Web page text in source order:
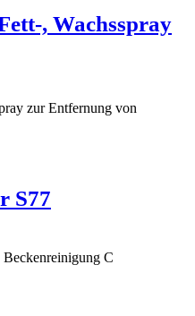
, Wachsspray
zur Entfernung von
S77
C